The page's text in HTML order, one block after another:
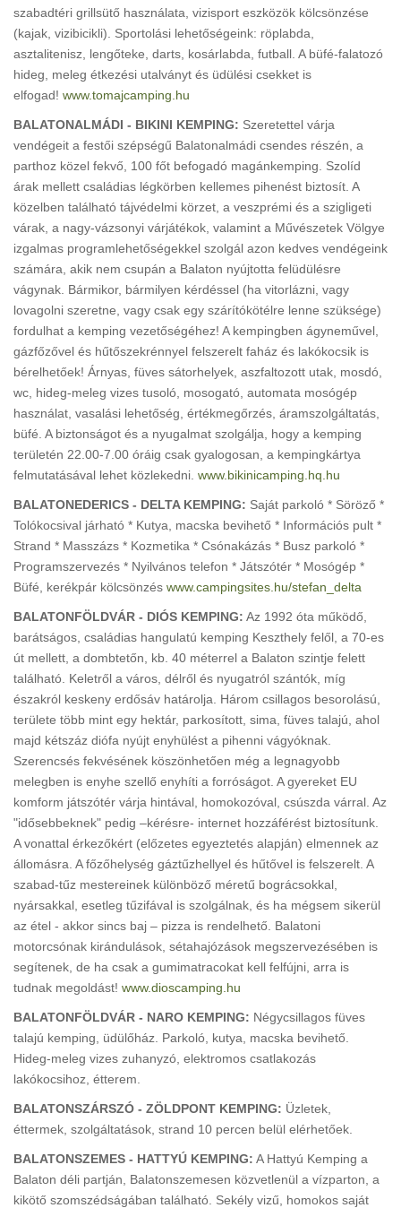
szabadtéri grillsütő használata, vizisport eszközök kölcsönzése
(kajak, vizibicikli). Sportolási lehetőségeink: röplabda,
asztalitenisz, lengőteke, darts, kosárlabda, futball. A büfé-falatozó
hideg, meleg étkezési utalványt és üdülési csekket is
elfogad! www.tomajcamping.hu
BALATONALMÁDI - BIKINI KEMPING: Szeretettel várja
vendégeit a festői szépségű Balatonalmádi csendes részén, a
parthoz közel fekvő, 100 főt befogadó magánkemping. Szolíd
árak mellett családias légkörben kellemes pihenést biztosít. A
közelben található tájvédelmi körzet, a veszprémi és a szigligeti
várak, a nagy-vázsonyi várjátékok, valamint a Művészetek Völgye
izgalmas programlehetőségekkel szolgál azon kedves vendégeink
számára, akik nem csupán a Balaton nyújtotta felüdülésre
vágynak. Bármikor, bármilyen kérdéssel (ha vitorlázni, vagy
lovagolni szeretne, vagy csak egy szárítókötélre lenne szüksége)
fordulhat a kemping vezetőségéhez! A kempingben ágyneművel,
gázfőzővel és hűtőszekrénnyel felszerelt faház és lakókocsik is
bérelhetőek! Árnyas, füves sátorhelyek, aszfaltozott utak, mosdó,
wc, hideg-meleg vizes tusoló, mosogató, automata mosógép
használat, vasalási lehetőség, értékmegőrzés, áramszolgáltatás,
büfé. A biztonságot és a nyugalmat szolgálja, hogy a kemping
területén 22.00-7.00 óráig csak gyalogosan, a kempingkártya
felmutatásával lehet közlekedni. www.bikinicamping.hq.hu
BALATONEDERICS - DELTA KEMPING: Saját parkoló * Söröző *
Tolókocsival járható * Kutya, macska bevihető * Információs pult *
Strand * Masszázs * Kozmetika * Csónakázás * Busz parkoló *
Programszervezés * Nyilvános telefon * Játszótér * Mosógép *
Büfé, kerékpár kölcsönzés www.campingsites.hu/stefan_delta
BALATONFÖLDVÁR - DIÓS KEMPING: Az 1992 óta működő,
barátságos, családias hangulatú kemping Keszthely felől, a 70-es
út mellett, a dombtetőn, kb. 40 méterrel a Balaton szintje felett
található. Keletről a város, délről és nyugatról szántók, míg
északról keskeny erdősáv határolja. Három csillagos besorolású,
területe több mint egy hektár, parkosított, sima, füves talajú, ahol
majd kétszáz diófa nyújt enyhülést a pihenni vágyóknak.
Szerencsés fekvésének köszönhetően még a legnagyobb
melegben is enyhe szellő enyhíti a forróságot. A gyereket EU
komform játszótér várja hintával, homokozóval, csúszda várral. Az
"idősebbeknek" pedig –kérésre- internet hozzáférést biztosítunk.
A vonattal érkezőkért (előzetes egyeztetés alapján) elmennek az
állomásra. A főzőhelység gáztűzhellyel és hűtővel is felszerelt. A
szabad-tűz mestereinek különböző méretű bográcsokkal,
nyársakkal, esetleg tűzifával is szolgálnak, és ha mégsem sikerül
az étel - akkor sincs baj – pizza is rendelhető. Balatoni
motorcsónak kirándulások, sétahajózások megszervezésében is
segítenek, de ha csak a gumimatracokat kell felfújni, arra is
tudnak megoldást! www.dioscamping.hu
BALATONFÖLDVÁR - NARO KEMPING: Négycsillagos füves
talajú kemping, üdülőház. Parkoló, kutya, macska bevihető.
Hideg-meleg vizes zuhanyzó, elektromos csatlakozás
lakókocsihoz, étterem.
BALATONSZÁRSZÓ - ZÖLDPONT KEMPING: Üzletek,
éttermek, szolgáltatások, strand 10 percen belül elérhetőek.
BALATONSZEMES - HATTYÚ KEMPING: A Hattyú Kemping a
Balaton déli partján, Balatonszemesen közvetlenül a vízparton, a
kikötő szomszédságában található. Sekély vizű, homokos saját